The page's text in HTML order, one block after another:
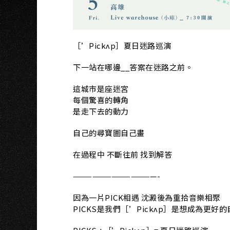
［’Pickʌp］夏日迷路巡演
下一站在哪邊__答案在迷路之前。
這城市是座迷宮
每個驚喜的轉角
是走下去的動力
自己的尋寶圖自己畫
在過程中 不斷往前 找到解答
—————————————-
因為一片PICK相遇 沈澱後為重拾音樂相聚
PICKS是我們［’Pickʌp］是想成為更好的